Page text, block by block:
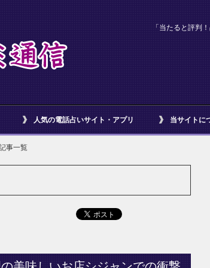
「当たると評判
人気の電話占いサイト・アプリ 当サイトに
事一覧